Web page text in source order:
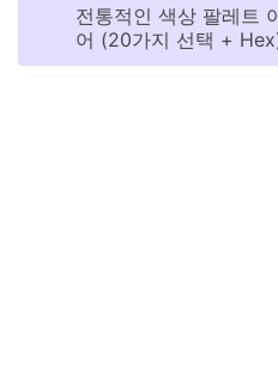
전통적인 색상 팔레트
어 (20가지 선택 +